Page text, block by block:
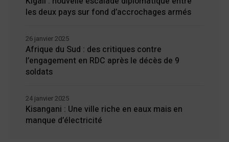
les deux pays sur fond d’accrochages armés
Afrique du Sud : des critiques contre
l’engagement en RDC après le décès de 9
soldats
26 janvier 2025
Kisangani : Une ville riche en eaux mais en
manque d’électricité
24 janvier 2025